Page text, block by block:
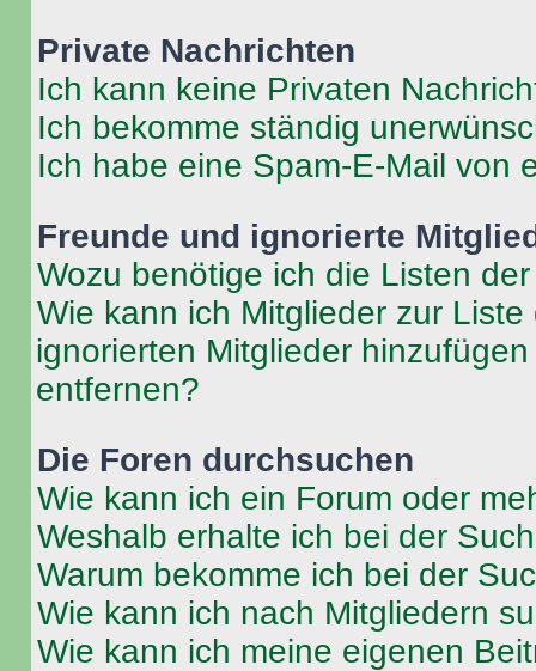
Private Nachrichten
Ich kann keine Privaten
Ich bekomme ständig
Ich habe eine Spam-E-Mail von
Freunde und ignorierte
Wozu benötige ich die Listen
Wie kann ich Mitglieder zur
ignorierten Mitglieder
entfernen?
Die Foren durchsuchen
Wie kann ich ein Forum oder
Weshalb erhalte ich bei der
Warum bekomme ich bei der
Wie kann ich nach Mitgliedern
Wie kann ich meine eigenen